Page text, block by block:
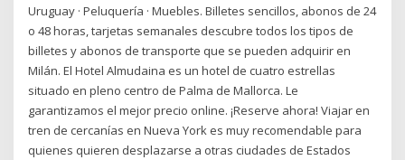
Uruguay · Peluquería · Muebles. Billetes sencillos, abonos de 24
o 48 horas, tarjetas semanales descubre todos los tipos de
billetes y abonos de transporte que se pueden adquirir en
Milán. El Hotel Almudaina es un hotel de cuatro estrellas
situado en pleno centro de Palma de Mallorca. Le
garantizamos el mejor precio online. ¡Reserve ahora! Viajar en
tren de cercanías en Nueva York es muy recomendable para
quienes quieren desplazarse a otras ciudades de Estados